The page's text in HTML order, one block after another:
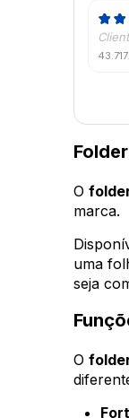
O
marca.
uma
seja
O